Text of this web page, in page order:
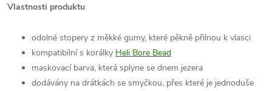
Vlastnosti produktu
odolné stopery z měkké gumy, které pěkně přilnou k vlasci
kompatibilní s korálky Heli Bore Bead
maskovací barva, která splyne se dnem jezera
dodávány na drátkách se smyčkou, přes které je jednoduše